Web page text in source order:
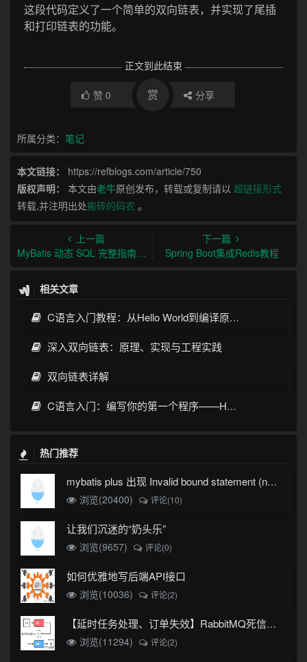
这段代码定义了一个简单的双向链表，并实现了尾插
和打印链表的功能。
正文到此结束
赞 0 赏 分享
所属分类： 笔记
本文链接：
https://refblogs.com/article/750
版权声明：
本文由老牛原创发布，转载或复制请以 超链接形式
转载,并注明出处搬砖的码农 。
上一篇
MyBatis 动态 SQL 完整指南：概念、特性与实例
下一篇
Spring Boot集成Redis教程
相关文章
C语言入门教程：从Hello World到编译原理全
深入双向链表：原理、实现与工程实践
双向链表详解
C语言入门：编写你的第一个程序——Hello, World!
热门推荐
mybatis plus 出现 Invalid bound statement (not found)
浏览(20400)
评论(10)
让我们沉迷的“奶头乐”
浏览(9657) 评论(0)
如何优雅地写后端API接口
浏览(10036) 评论(2)
【延时任务处理、订单失效】RabbitMQ死信队列实现
浏览(11294)
评论(2)